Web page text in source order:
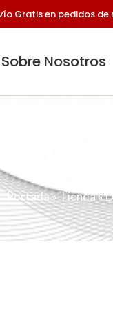
Gratis en pedidos
Sobre Nosotros
Portada»Tienda»